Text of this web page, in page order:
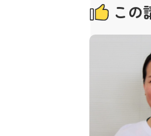
この